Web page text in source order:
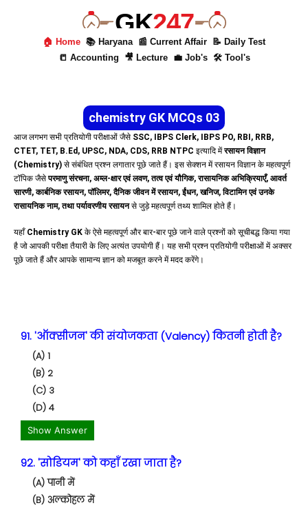
GK247
🏠 Home 📚 Haryana 📰 Current Affair
📝 Daily Test
📒 Accounting
🎥 Lecture 💼 Job's 🛠 Tool's
chemistry GK MCQs 03
आज लगभग सभी प्रतियोगी परीक्षाओं जैसे SSC, IBPS Clerk, IBPS PO, RBI, RRB,
CTET, TET, B.Ed, UPSC, NDA, CDS, RRB NTPC इत्यादि मेंरसायन विज्ञान
(Chemistry) से संबंधित प्रश्न लगातार पूछे जाते हैं। इस सेक्शन में रसायन विज्ञान के महत्वपूर्ण
टॉपिक जैसेपरमाणु संरचना, अम्ल-क्षार एवं लवण, तत्व एवं यौगिक, रासायनिक अभिक्रियाएँ, आवर्त
सारणी, कार्बनिक रसायन, पॉलिमर, दैनिक जीवन में रसायन, ईंधन, खनिज, विटामिन एवं उनके
रासायनिक नाम, तथा पर्यावरणीय रसायनसे जुड़े महत्वपूर्ण तथ्य शामिल होते हैं।
यहाँ Chemistry GK के ऐसे महत्वपूर्ण और बार-बार पूछे जाने वाले प्रश्नों को सूचीबद्ध किया गया
है जो आपकी परीक्षा तैयारी के लिए अत्यंत उपयोगी हैं। यह सभी प्रश्न प्रतियोगी परीक्षाओं में अक्सर
पूछे जाते हैं और आपके सामान्य ज्ञान को मजबूत करने में मदद करेंगे।
91. 'ऑक्सीजन' की संयोजकता (Valency) कितनी होती है?
(A) 1
(B) 2
(C) 3
(D) 4
Show Answer
92. 'सोडियम' को कहाँ रखा जाता है?
(A) पानी में
(B) अल्कोहल में